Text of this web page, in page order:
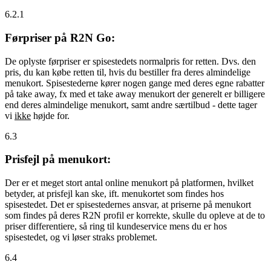
6.2.1
Førpriser på R2N Go:
De oplyste førpriser er spisestedets normalpris for retten. Dvs. den
pris, du kan købe retten til, hvis du bestiller fra deres almindelige
menukort. Spisestederne kører nogen gange med deres egne rabatter
på take away, fx med et take away menukort der generelt er billigere
end deres almindelige menukort, samt andre særtilbud - dette tager
vi ikke højde for.
6.3
Prisfejl på menukort:
Der er et meget stort antal online menukort på platformen, hvilket
betyder, at prisfejl kan ske, ift. menukortet som findes hos
spisestedet. Det er spisestedernes ansvar, at priserne på menukort
som findes på deres R2N profil er korrekte, skulle du opleve at de to
priser differentiere, så ring til kundeservice mens du er hos
spisestedet, og vi løser straks problemet.
6.4